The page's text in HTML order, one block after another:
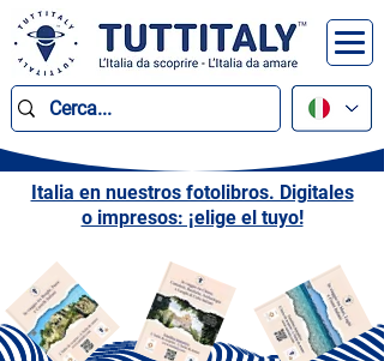
Italia en nuestros fotolibros. Digitales
o impresos: ¡elige el tuyo!